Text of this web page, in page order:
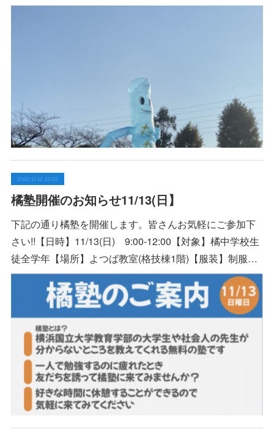
2022.11.12 22:22
橘塾開催のお知らせ11/13(日】
下記の通り橘塾を開催します。皆さんお気軽にご参加下
さい!!【日時】11/13(日) 9:00-12:00【対象】橘中学校生
徒全学年【場所】よつば教室(格技棟1階)【服装】制服…